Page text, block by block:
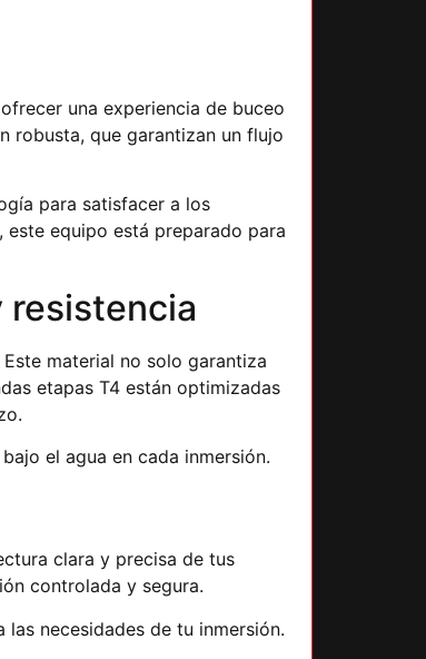
una experiencia de buceo
robusta, que garantizan un flujo
para satisfacer a los
este equipo está preparado para
resistencia
material no solo garantiza
etapas T4 están optimizadas
el agua en cada inmersión.
clara y precisa de tus
controlada y segura.
necesidades de tu inmersión.